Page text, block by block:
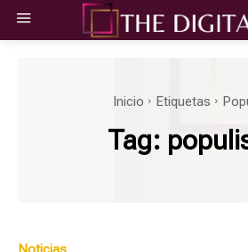
Inicio Etiquetas
Tag: